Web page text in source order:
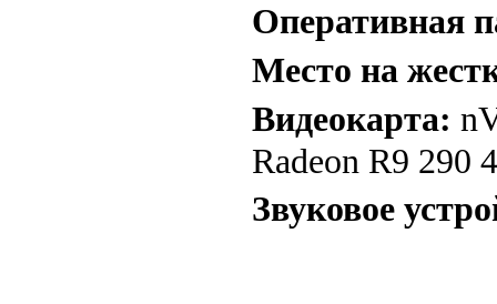
Оперативная
Место на
Видеокарта:
Radeon R9 290
Звуковое